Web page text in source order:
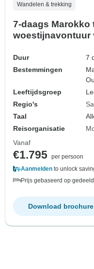
Wandelen & trekking
7-daags Marokko
woestijnavontuur
Duur
7
Bestemmingen
Leeftijdsgroep
Regio's
Taal
Reisorganisatie
Vanaf
€1.795 per persoon
Aanmelden to unlock
Prijs gebaseerd op
Download brochure